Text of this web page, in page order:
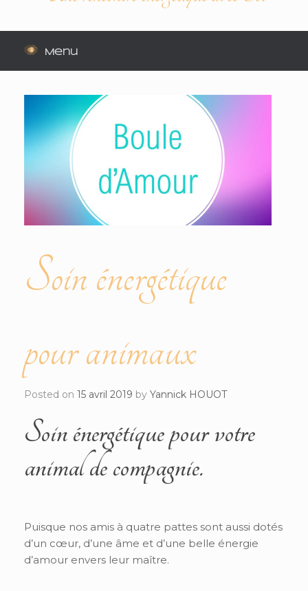
Menu
Soin énergétique
pour animaux
Posted on 15 avril 2019 by Yannick HOUOT
Soin énergétique pour votre
animal de compagnie.
Puisque nos amis à quatre pattes sont aussi dotés
d’un cœur, d’une âme et d’une belle énergie
d’amour envers leur maître.